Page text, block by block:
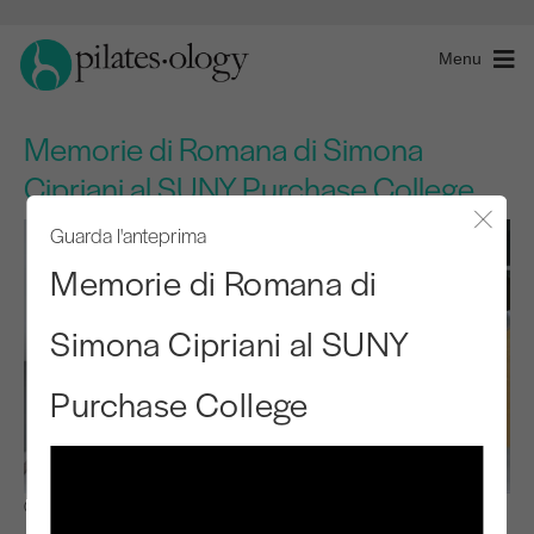
Menu
Memorie di Romana di Simona
Cipriani al SUNY Purchase College
Guarda l'anteprima
Memorie di Romana di
Simona Cipriani al SUNY
Purchase College
Osservare e imparare